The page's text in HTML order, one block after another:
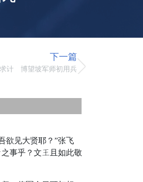
下一篇
计 博望坡军师初用兵
欲见大贤耶？”张飞
事乎？文茅且如此敬